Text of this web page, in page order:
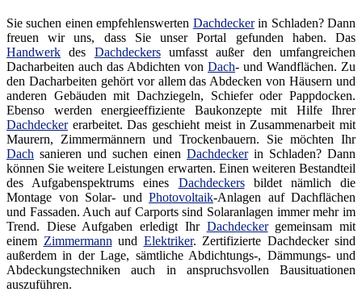
Sie suchen einen empfehlenswerten Dachdeckerin Schladen? Dann
freuen wir uns, dass Sie unser Portal gefunden haben. Das
Handwerk des Dachdeckersumfasst außer den umfangreichen
Dacharbeiten auch das Abdichten von Dach- und Wandflächen. Zu
den Dacharbeiten gehört vor allem das Abdecken von Häusern und
anderen Gebäuden mit Dachziegeln, Schiefer oder Pappdocken.
Ebenso werden energieeffiziente Baukonzepte mit Hilfe Ihrer
Dachdeckererarbeitet. Das geschieht meist in Zusammenarbeit mit
Maurern, Zimmermännern und Trockenbauern. Sie möchten Ihr
Dach sanieren und suchen einen Dachdeckerin Schladen? Dann
können Sie weitere Leistungen erwarten. Einen weiteren Bestandteil
des Aufgabenspektrums eines Dachdeckersbildet nämlich die
Montage von Solar- und Photovoltaik-Anlagen auf Dachflächen
und Fassaden. Auch auf Carports sind Solaranlagen immer mehr im
Trend. Diese Aufgaben erledigt Ihr Dachdeckergemeinsam mit
einem Zimmermann und Elektriker. Zertifizierte Dachdecker sind
außerdem in der Lage, sämtliche Abdichtungs-, Dämmungs- und
Abdeckungstechniken auch in anspruchsvollen Bausituationen
auszuführen.